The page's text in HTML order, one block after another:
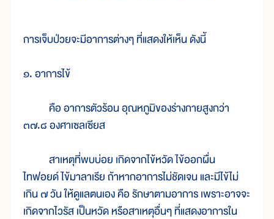
การเจ็บป่วยจะมีอาการต่างๆ ที่แสดงให้เห็น ดังนี้
๑. อาการไข้
คือ อาการตัวร้อน อุณหภูมิของร่างกายสูงกว่า
๓๗.๘ องศาเซลเซียส
สาเหตุที่พบบ่อย เกิดจากไข้หวัด ไข้ออกผื่น
ไทฟอยด์ ไข้มาลาเรีย ถ้าหากอาการไม่ชัดเจน และมีไข้ไม่
เกิน ๗ วัน ให้ดูแลตนเอง คือ รักษาตามอาการ เพราะอาจจะ
เกิดจากไวรัส เป็นหวัด หรือสาเหตุอื่นๆ ที่แสดงอาการใน